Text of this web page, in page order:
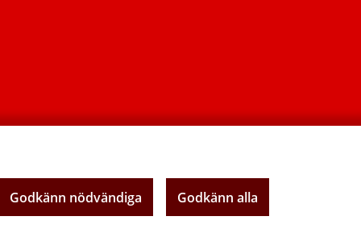
Godkänn nödvändiga Godkänn alla